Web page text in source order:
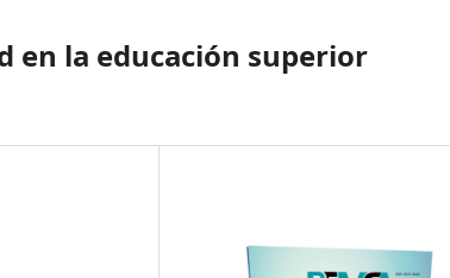
en la educación superior